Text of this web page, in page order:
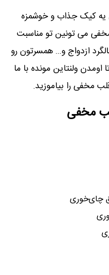
کیک جذاب و خوشمزه
می تونین تو مناسبت
ازدواج و... همسرتون رو
اومدن ولنتاین مونده با ما
مخفی را بیاموزید.
مخفی